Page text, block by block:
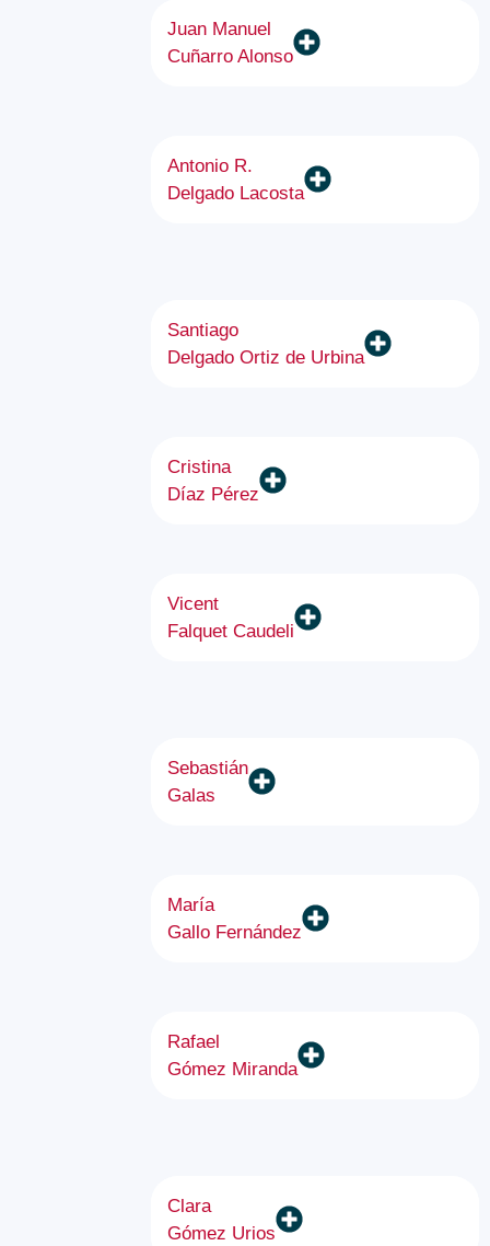
Juan Manuel
Cuñarro Alonso​
Antonio R.
Delgado Lacosta
Santiago
Delgado Ortiz de Urbina
Cristina
Díaz Pérez
Vicent
Falquet Caudeli
Sebastián
Galas
María
Gallo Fernández
Rafael
Gómez Miranda
Clara
Gómez Urios